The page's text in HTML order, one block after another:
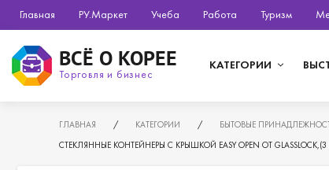
Главная РУ.Маркет Учеба Работа Туризм
ВСЁ О КОРЕЕ
Торговля и бизнес
КАТЕГОРИИ
ГЛАВНАЯ / КАТЕГОРИИ / БЫТОВЫЕ
СТЕКЛЯННЫЕ КОНТЕЙНЕРЫ С КРЫШКОЙ EASY OPEN ОТ